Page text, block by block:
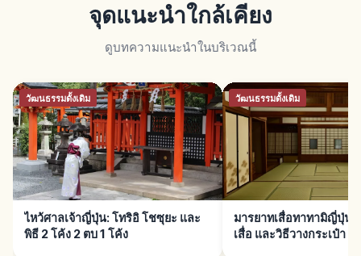
จุดแนะนำใกล้เคียง
ดูบทความแนะนำในบริเวณนี้
วัฒนธรรมดั้งเดิม
ไหว้ศาลเจ้าญี่ปุ่น: โทริอิ โชซุยะ และ
พิธี 2 โค้ง 2 ตบ 1 โค้ง
วัฒนธรรมดั้งเดิม
มารยาทเสื่อทาทามิญี่ปุ่น:
เสื่อ และวิธีวางกระเป๋า